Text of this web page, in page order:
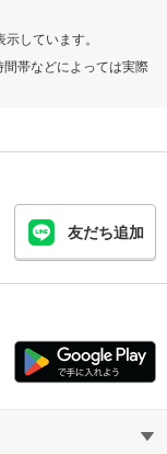
しています。
帯などによっては実際
友だち追加